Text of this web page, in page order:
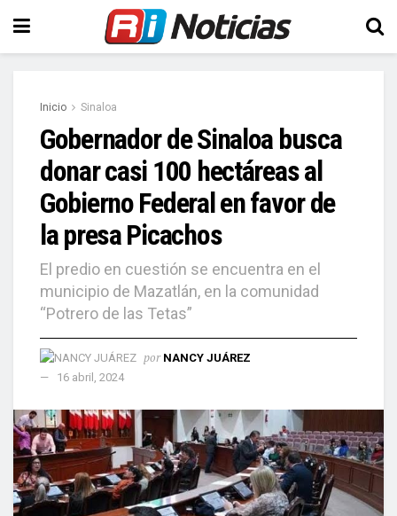
Inicio Sinaloa
Gobernador de Sinaloa busca
donar casi 100 hectáreas al
Gobierno Federal en favor de
la presa Picachos
El predio en cuestión se encuentra en el
municipio de Mazatlán, en la comunidad
“Potrero de las Tetas”
por NANCY JUÁREZ
16 abril, 2024